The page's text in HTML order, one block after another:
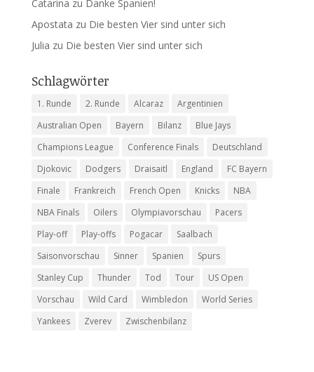
Catarina zu Danke Spanien!
Apostata zu Die besten Vier sind unter sich
Julia zu Die besten Vier sind unter sich
Schlagwörter
1. Runde 2. Runde Alcaraz
Argentinien
Australian Open
Bayern Bilanz
Blue Jays
Champions League
Conference Finals
Deutschland
Djokovic
Dodgers Draisaitl England
FC Bayern
Finale
Frankreich French Open Knicks
NBA
NBA Finals
Oilers Olympiavorschau
Pacers
Play-off
Play-offs Pogacar
Saalbach
Saisonvorschau
Sinner Spanien
Spurs
Stanley Cup
Thunder Tod Tour
US Open
Vorschau
Wild Card Wimbledon
World Series
Yankees
Zverev Zwischenbilanz